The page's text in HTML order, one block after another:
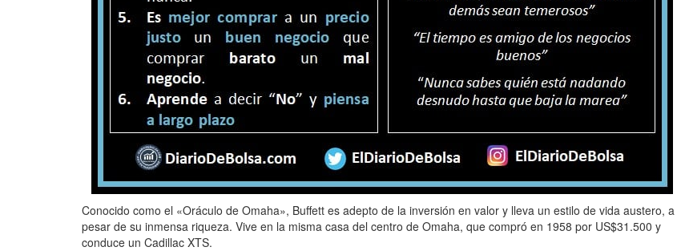
Conocido como el «Oráculo de Omaha»,​ Buffett es adepto de la inversión en valor y lleva un estilo de vida austero, a
pesar de su inmensa riqueza. Vive en la misma casa del centro de Omaha, que compró en 1958 por US$31.500 y
conduce un Cadillac XTS.